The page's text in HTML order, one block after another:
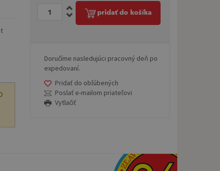
pridať do košíka
Doručíme nasledujúci pracovný deň po
expedovaní.
Pridať do obľúbených
Poslať e-mailom priateľovi
Vytlačiť